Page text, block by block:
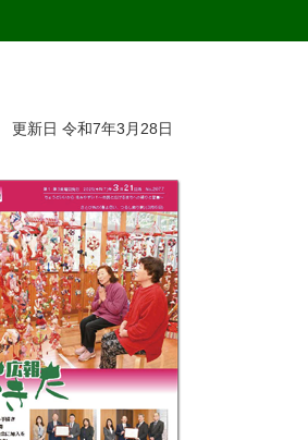
更新日 令和7年3月28日